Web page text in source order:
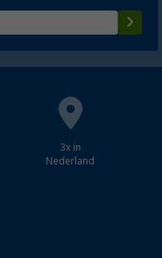
3x in
Nederland